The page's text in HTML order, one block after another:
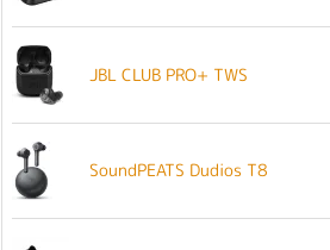
JBL CLUB PRO+ TWS
SoundPEATS Dudios T8